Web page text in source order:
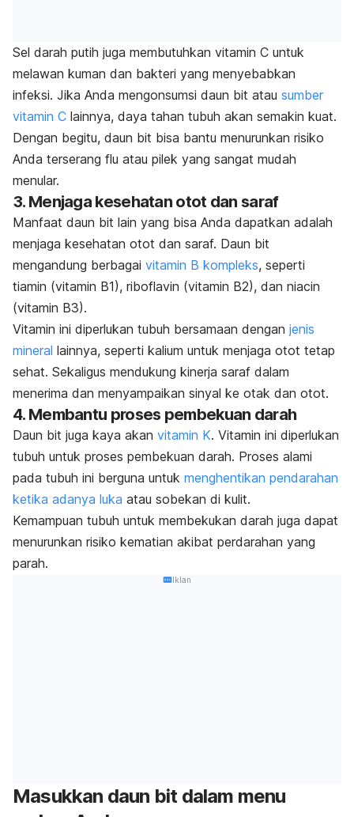
Sel darah putih juga membutuhkan vitamin C untuk
melawan kuman dan bakteri yang menyebabkan
infeksi. Jika Anda mengonsumsi daun bit atau sumber
vitamin C lainnya, daya tahan tubuh akan semakin kuat.
Dengan begitu, daun bit bisa bantu menurunkan risiko
Anda terserang flu atau pilek yang sangat mudah
menular.
3. Menjaga kesehatan otot dan saraf
Manfaat daun bit lain yang bisa Anda dapatkan adalah
menjaga kesehatan otot dan saraf. Daun bit
mengandung berbagai vitamin B kompleks, seperti
tiamin (vitamin B1), riboflavin (vitamin B2), dan niacin
(vitamin B3).
Vitamin ini diperlukan tubuh bersamaan dengan jenis
mineral lainnya, seperti kalium untuk menjaga otot tetap
sehat. Sekaligus mendukung kinerja saraf dalam
menerima dan menyampaikan sinyal ke otak dan otot.
4. Membantu proses pembekuan darah
Daun bit juga kaya akan vitamin K. Vitamin ini diperlukan
tubuh untuk proses pembekuan darah. Proses alami
pada tubuh ini berguna untuk menghentikan pendarahan
ketika adanya luka atau sobekan di kulit.
Kemampuan tubuh untuk membekukan darah juga dapat
menurunkan risiko kematian akibat perdarahan yang
parah.
Iklan
Masukkan daun bit dalam menu